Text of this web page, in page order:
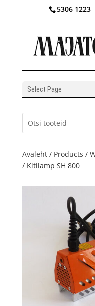
5306 1223
Select Page
Avaleht/ Products /
/ Kitilamp SH 800